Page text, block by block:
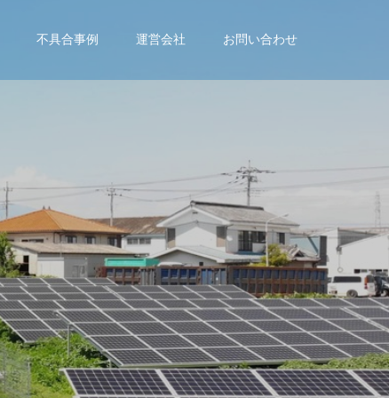
不具合事例 運営会社 お問い合わせ